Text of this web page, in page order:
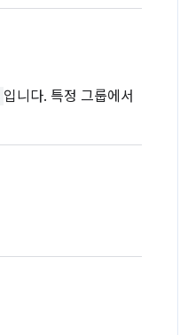
입니다. 특정 그룹에서